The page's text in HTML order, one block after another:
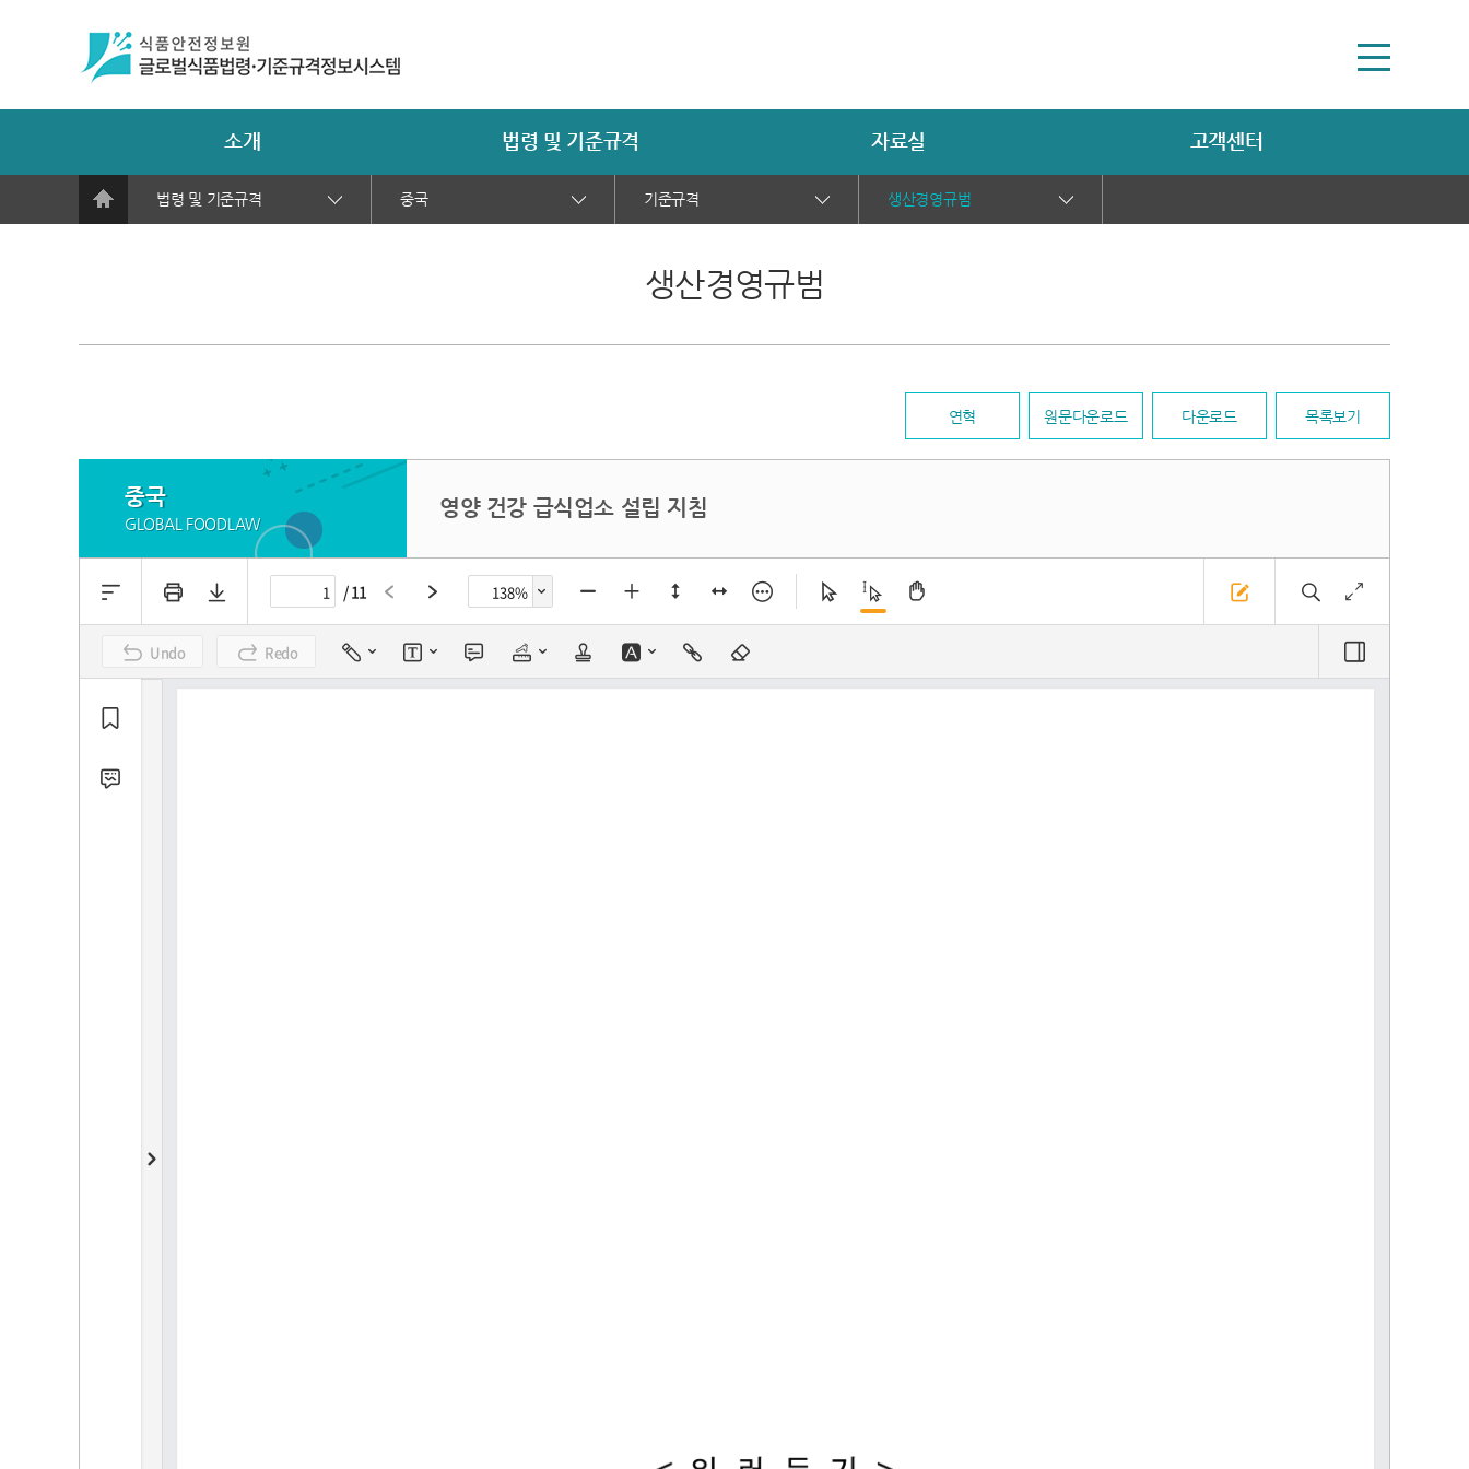
소개 법령 및 기준규격 자료실 고객센터
법령 및 기준규격 중국 기준규격 생산경영규범
생산경영규범
연혁 원문다운로드 다운로드 목록보기
중국
GLOBAL FOODLAW
영양 건강 급식업소 설립 지침